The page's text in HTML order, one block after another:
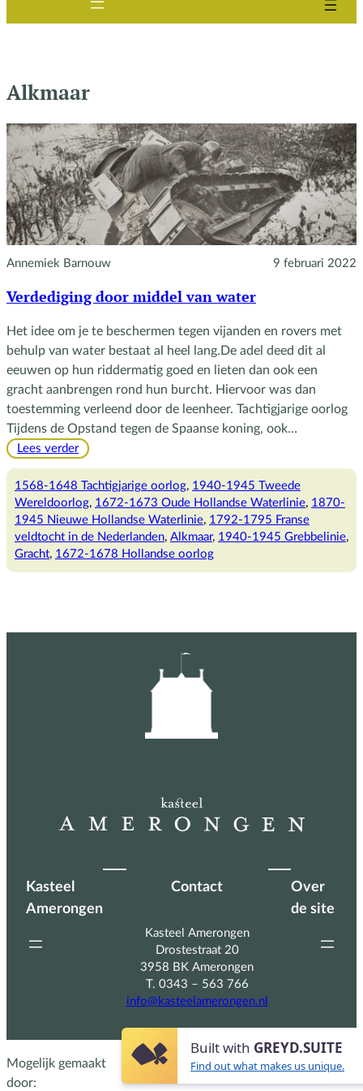
Built with GREYD.SUITE
Find out what makes us unique.
Alkmaar
Annemiek Barnouw 9 februari 2022
Verdediging door middel van water
Het idee om je te beschermen tegen vijanden en rovers met
behulp van water bestaat al heel lang.De adel deed dit al
eeuwen op hun riddermatig goed en lieten dan ook een
gracht aanbrengen rond hun burcht. Hiervoor was dan
toestemming verleend door de leenheer. Tachtigjarige oorlog
Tijdens de Opstand tegen de Spaanse koning, ook…
Lees verder:
door
middel
van
water
1568-1648 Tachtigjarige oorlog, 1940-1945 Tweede
Wereldoorlog, 1672-1673 Oude Hollandse Waterlinie, 1870-
1945 Nieuwe Hollandse Waterlinie, 1792-1795 Franse
veldtocht in de Nederlanden, Alkmaar, 1940-1945 Grebbelinie
Gracht, 1672-1678 Hollandse oorlog
Kasteel
Amerongen
Contact
Kasteel Amerongen
Drostestraat 20
3958 BK Amerongen
T. 0343 – 563 766
info@kasteelamerongen.nl
Over
de site
Mogelijk gemaakt
door: